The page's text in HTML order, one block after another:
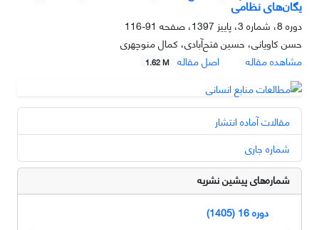
یگان‌های نظامی
دوره 8، شماره 3، پاییز 1397، صفحه
91-116
حسن کاویانی، حسین فتح‌آبادی، کمال منوچهری
مشاهده مقاله
اصل مقاله 1.62 M
مقالات آماده انتشار
شماره جاری
شماره‌های پیشین نشریه
دوره 16 (1405)